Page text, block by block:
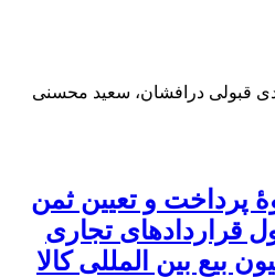
قبولی درافشان، سعید محسنی
پرداخت و تعیین ثمن
قراردادهای تجاری
بیع بین المللی کالا